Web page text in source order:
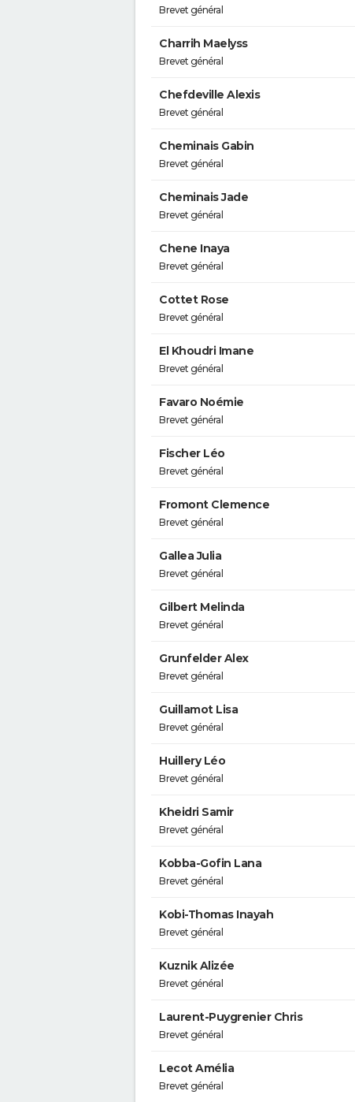
Brevet général
Charrih Maelyss
Brevet général
Chefdeville Alexis
Brevet général
Cheminais Gabin
Brevet général
Cheminais Jade
Brevet général
Chene Inaya
Brevet général
Cottet Rose
Brevet général
El Khoudri Imane
Brevet général
Favaro Noémie
Brevet général
Fischer Léo
Brevet général
Fromont Clemence
Brevet général
Gallea Julia
Brevet général
Gilbert Melinda
Brevet général
Grunfelder Alex
Brevet général
Guillamot Lisa
Brevet général
Huillery Léo
Brevet général
Kheidri Samir
Brevet général
Kobba-Gofin Lana
Brevet général
Kobi-Thomas Inayah
Brevet général
Kuznik Alizée
Brevet général
Laurent-Puygrenier Chris
Brevet général
Lecot Amélia
Brevet général